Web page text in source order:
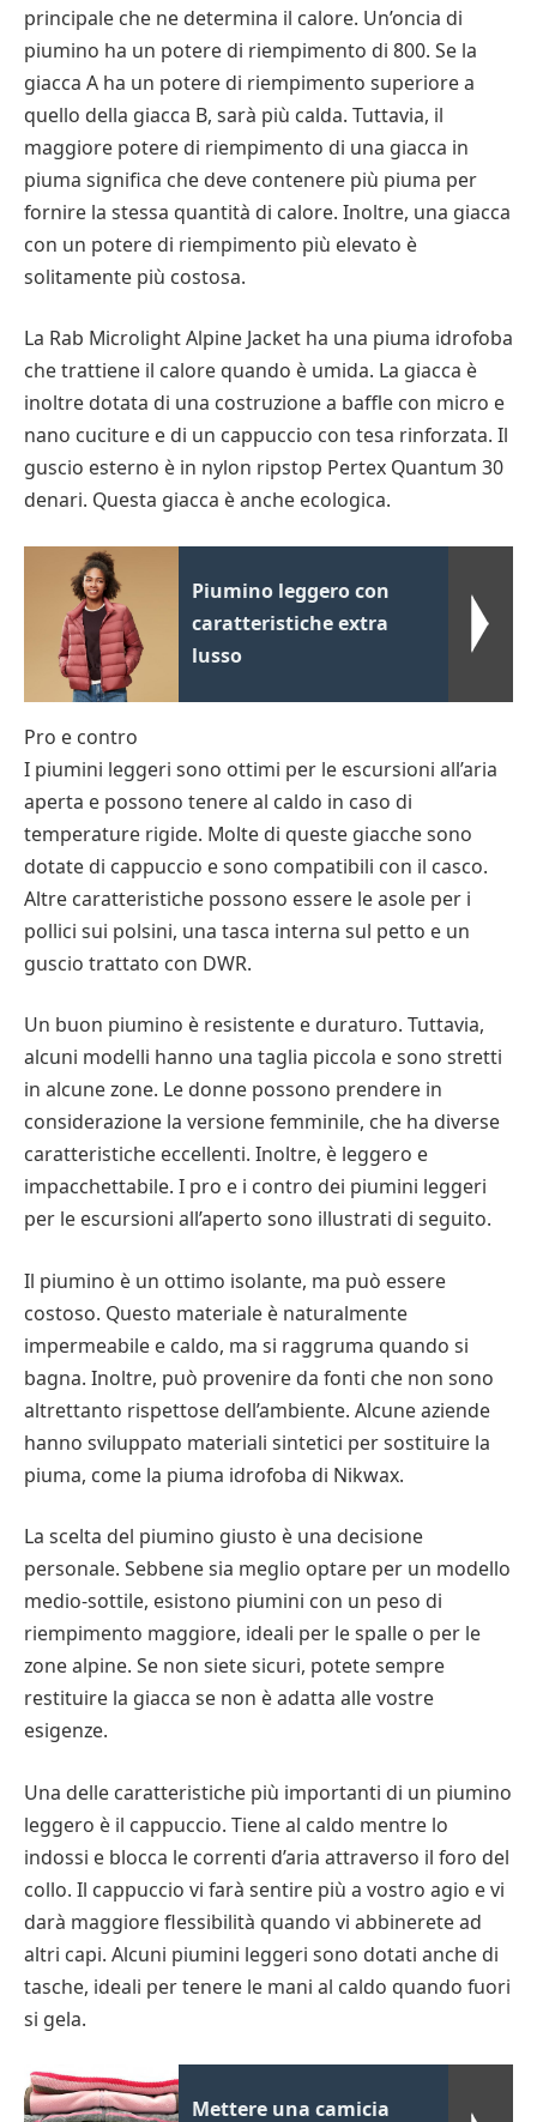
principale che ne determina il calore. Un’oncia di
piumino ha un potere di riempimento di 800. Se la
giacca A ha un potere di riempimento superiore a
quello della giacca B, sarà più calda. Tuttavia, il
maggiore potere di riempimento di una giacca in
piuma significa che deve contenere più piuma per
fornire la stessa quantità di calore. Inoltre, una giacca
con un potere di riempimento più elevato è
solitamente più costosa.
La Rab Microlight Alpine Jacket ha una piuma idrofoba
che trattiene il calore quando è umida. La giacca è
inoltre dotata di una costruzione a baffle con micro e
nano cuciture e di un cappuccio con tesa rinforzata. Il
guscio esterno è in nylon ripstop Pertex Quantum 30
denari. Questa giacca è anche ecologica.
Piumino leggero con
caratteristiche extra
lusso
Pro e contro
I piumini leggeri sono ottimi per le escursioni all’aria
aperta e possono tenere al caldo in caso di
temperature rigide. Molte di queste giacche sono
dotate di cappuccio e sono compatibili con il casco.
Altre caratteristiche possono essere le asole per i
pollici sui polsini, una tasca interna sul petto e un
guscio trattato con DWR.
Un buon piumino è resistente e duraturo. Tuttavia,
alcuni modelli hanno una taglia piccola e sono stretti
in alcune zone. Le donne possono prendere in
considerazione la versione femminile, che ha diverse
caratteristiche eccellenti. Inoltre, è leggero e
impacchettabile. I pro e i contro dei piumini leggeri
per le escursioni all’aperto sono illustrati di seguito.
Il piumino è un ottimo isolante, ma può essere
costoso. Questo materiale è naturalmente
impermeabile e caldo, ma si raggruma quando si
bagna. Inoltre, può provenire da fonti che non sono
altrettanto rispettose dell’ambiente. Alcune aziende
hanno sviluppato materiali sintetici per sostituire la
piuma, come la piuma idrofoba di Nikwax.
La scelta del piumino giusto è una decisione
personale. Sebbene sia meglio optare per un modello
medio-sottile, esistono piumini con un peso di
riempimento maggiore, ideali per le spalle o per le
zone alpine. Se non siete sicuri, potete sempre
restituire la giacca se non è adatta alle vostre
esigenze.
Una delle caratteristiche più importanti di un piumino
leggero è il cappuccio. Tiene al caldo mentre lo
indossi e blocca le correnti d’aria attraverso il foro del
collo. Il cappuccio vi farà sentire più a vostro agio e vi
darà maggiore flessibilità quando vi abbinerete ad
altri capi. Alcuni piumini leggeri sono dotati anche di
tasche, ideali per tenere le mani al caldo quando fuori
si gela.
Mettere una camicia